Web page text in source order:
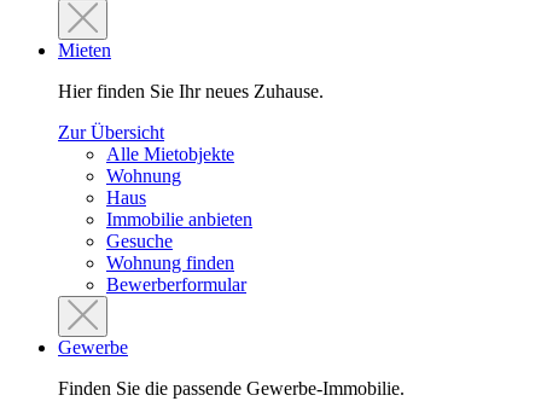
Mieten
Hier finden Sie Ihr neues Zuhause.
Zur Übersicht
Alle Mietobjekte
Wohnung
Haus
Immobilie anbieten
Gesuche
Wohnung finden
Bewerberformular
Gewerbe
Finden Sie die passende Gewerbe-Immobilie.